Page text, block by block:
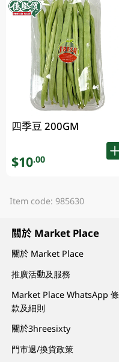
四季豆 200GM
$10.00
Item code: 985630
關於 Market Place
關於 Market Place
推廣活動及服務
Market Place WhatsApp 條
款及細則
關於3hreesixty
門市退/換貨政策